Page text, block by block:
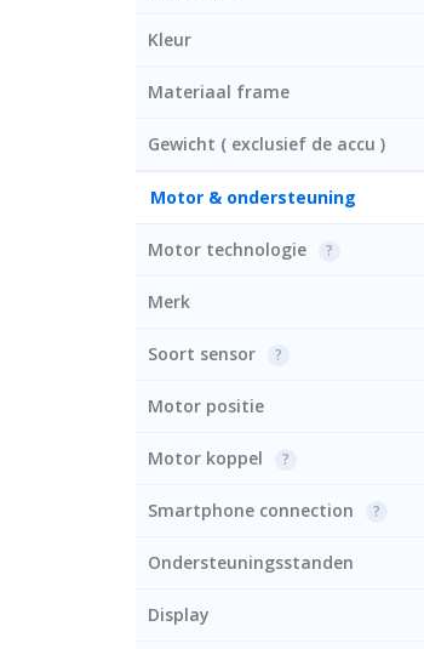
Kleur
Materiaal frame
Gewicht ( exclusief de accu )
Motor & ondersteuning
Motor technologie ?
Merk
Soort sensor ?
Motor positie
Motor koppel ?
Smartphone connection ?
Ondersteuningsstanden
Display